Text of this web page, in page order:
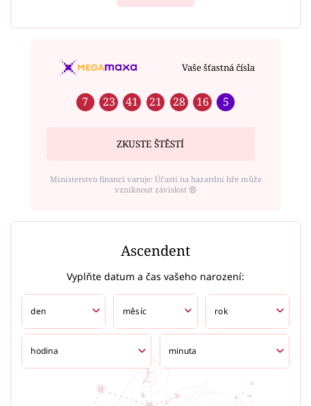
Vaše šťastná čísla
7 23 41 21 28 16 5
ZKUSTE ŠTĚSTÍ
Ministerstvo financí varuje: Účastí na hazardní hře může
vzniknout závislost ⑱
Ascendent
Vyplňte datum a čas vašeho narození: